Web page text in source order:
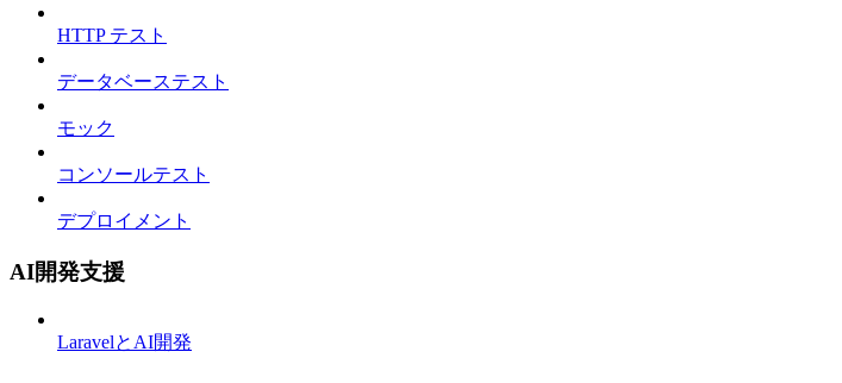
HTTP テスト
データベーステスト
モック
コンソールテスト
デプロイメント
AI開発支援
LaravelとAI開発